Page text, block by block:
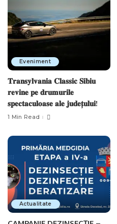
Eveniment
𝐓𝐫𝐚𝐧𝐬𝐲𝐥𝐯𝐚𝐧𝐢𝐚 𝐂𝐥𝐚𝐬𝐬𝐢𝐜 𝐒𝐢𝐛𝐢𝐮
𝐫𝐞𝐯𝐢𝐧𝐞 𝐩𝐞 𝐝𝐫𝐮𝐦𝐮𝐫𝐢𝐥𝐞
𝐬𝐩𝐞𝐜𝐭𝐚𝐜𝐮𝐥𝐨𝐚𝐬𝐞 𝐚𝐥𝐞 𝐣𝐮𝐝𝐞𝐭̦𝐮𝐥𝐮𝐢!
1 Min Read
Actualitate